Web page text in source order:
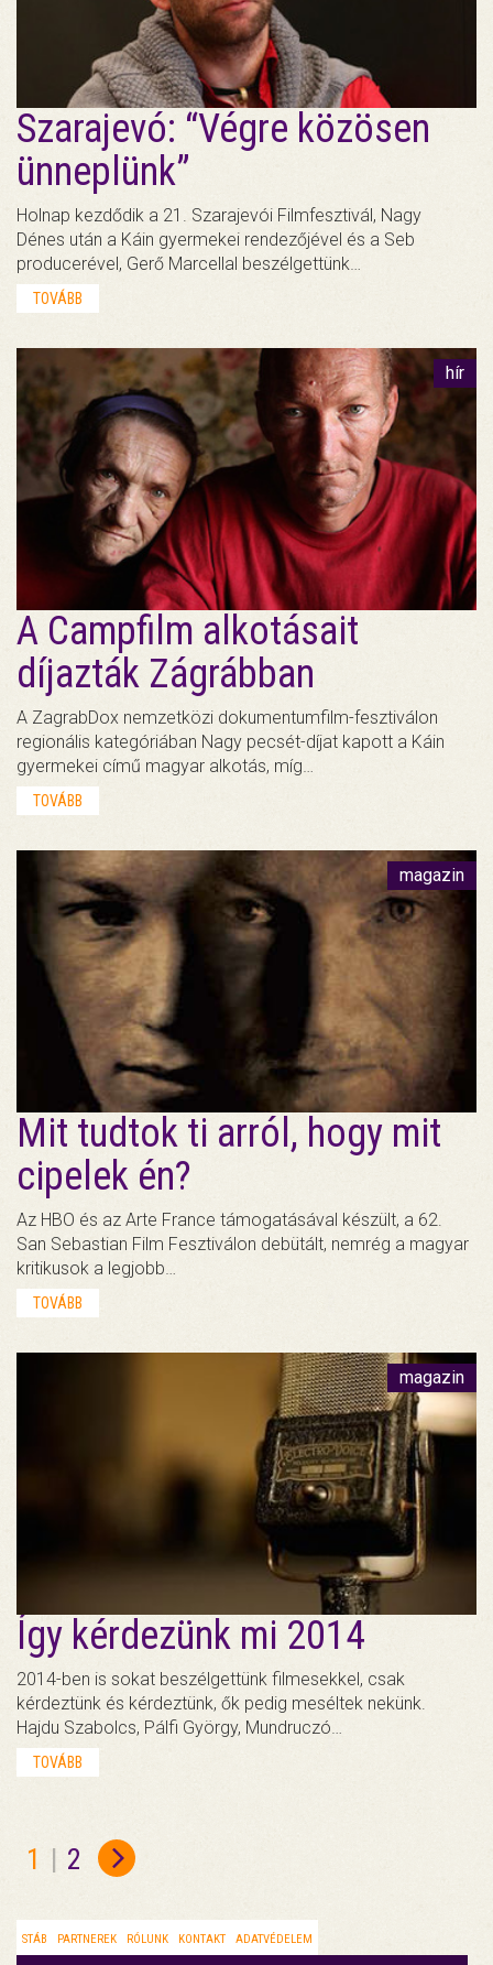
Szarajevó: “Végre közösen
ünneplünk”
Holnap kezdődik a 21. Szarajevói Filmfesztivál, Nagy
Dénes után a Káin gyermekei rendezőjével és a Seb
producerével, Gerő Marcellal beszélgettünk…
TOVÁBB
hír
A Campfilm alkotásait
díjazták Zágrábban
A ZagrabDox nemzetközi dokumentumfilm-fesztiválon
regionális kategóriában Nagy pecsét-díjat kapott a Káin
gyermekei című magyar alkotás, míg…
TOVÁBB
magazin
Mit tudtok ti arról, hogy mit
cipelek én?
Az HBO és az Arte France támogatásával készült, a 62.
San Sebastian Film Fesztiválon debütált, nemrég a magyar
kritikusok a legjobb…
TOVÁBB
magazin
Így kérdezünk mi 2014
2014-ben is sokat beszélgettünk filmesekkel, csak
kérdeztünk és kérdeztünk, ők pedig meséltek nekünk.
Hajdu Szabolcs, Pálfi György, Mundruczó…
TOVÁBB
1 | 2
STÁB PARTNEREK RÓLUNK KONTAKT ADATVÉDELEM